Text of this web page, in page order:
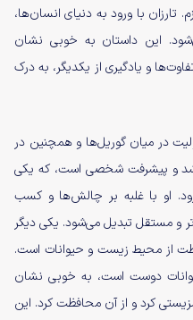
با ورود به دنیای انسان‌ها،
این داستان به خوبی نشان
و یادگیری از یکدیگر، به درک
در میان گوریل‌ها و همچنین در
و پیشرفت شخصی است، که یکی
او با غلبه بر چالش‌ها و کسب
مستقل تبدیل می‌شود. یکی دیگر
از محیط زیست و حیوانات است.
دوست است، به خوبی نشان
کرد و از آن محافظت کرد. این